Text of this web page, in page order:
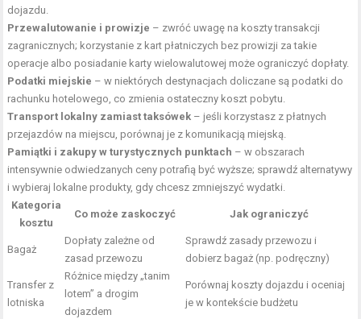
dojazdu.
Przewalutowanie i prowizje – zwróć uwagę na koszty transakcji
zagranicznych; korzystanie z kart płatniczych bez prowizji za takie
operacje albo posiadanie karty wielowalutowej może ograniczyć dopłaty.
Podatki miejskie – w niektórych destynacjach doliczane są podatki do
rachunku hotelowego, co zmienia ostateczny koszt pobytu.
Transport lokalny zamiast taksówek – jeśli korzystasz z płatnych
przejazdów na miejscu, porównaj je z komunikacją miejską.
Pamiątki i zakupy w turystycznych punktach – w obszarach
intensywnie odwiedzanych ceny potrafią być wyższe; sprawdź alternatywy
i wybieraj lokalne produkty, gdy chcesz zmniejszyć wydatki.
Kategoria
kosztu
Co może zaskoczyć Jak ograniczyć
Bagaż
Dopłaty zależne od
zasad przewozu
Sprawdź zasady przewozu i
dobierz bagaż (np. podręczny)
Transfer z
lotniska
Różnice między „tanim
lotem” a drogim
dojazdem
Porównaj koszty dojazdu i oceniaj
je w kontekście budżetu